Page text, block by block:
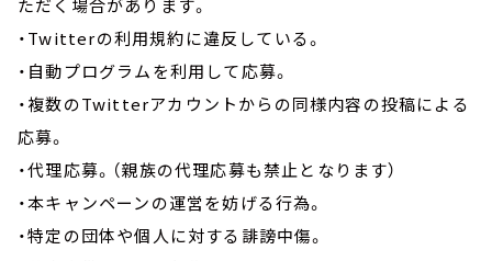
ただく場合があります。
・Twitterの利用規約に違反している。
・自動プログラムを利用して応募。
・複数のTwitterアカウントからの同様内容の投稿による
応募。
・代理応募。（親族の代理応募も禁止となります）
・本キャンペーンの運営を妨げる行為。
・特定の団体や個人に対する誹謗中傷。